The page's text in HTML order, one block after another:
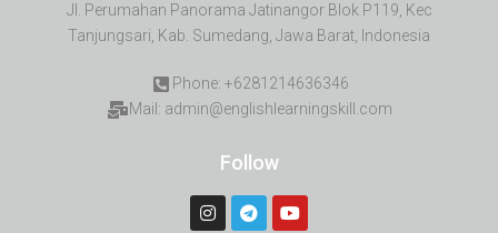
Jl. Perumahan Panorama Jatinangor Blok P119, Kec
Tanjungsari, Kab. Sumedang, Jawa Barat, Indonesia
Phone: +6281214636346
Mail: admin@englishlearningskill.com
Follow